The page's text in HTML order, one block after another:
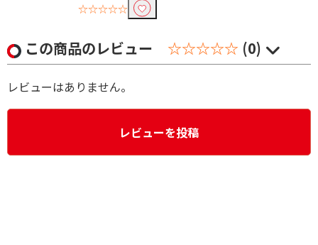
☆☆☆☆☆
この商品のレビュー ☆☆☆☆☆ (0)
レビューはありません。
レビューを投稿